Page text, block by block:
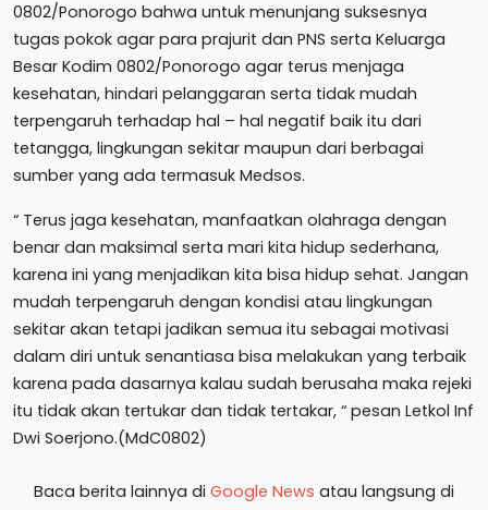
0802/Ponorogo bahwa untuk menunjang suksesnya
tugas pokok agar para prajurit dan PNS serta Keluarga
Besar Kodim 0802/Ponorogo agar terus menjaga
kesehatan, hindari pelanggaran serta tidak mudah
terpengaruh terhadap hal – hal negatif baik itu dari
tetangga, lingkungan sekitar maupun dari berbagai
sumber yang ada termasuk Medsos.
“ Terus jaga kesehatan, manfaatkan olahraga dengan
benar dan maksimal serta mari kita hidup sederhana,
karena ini yang menjadikan kita bisa hidup sehat. Jangan
mudah terpengaruh dengan kondisi atau lingkungan
sekitar akan tetapi jadikan semua itu sebagai motivasi
dalam diri untuk senantiasa bisa melakukan yang terbaik
karena pada dasarnya kalau sudah berusaha maka rejeki
itu tidak akan tertukar dan tidak tertakar, “ pesan Letkol Inf
Dwi Soerjono.(MdC0802)
Baca berita lainnya di Google News atau langsung di